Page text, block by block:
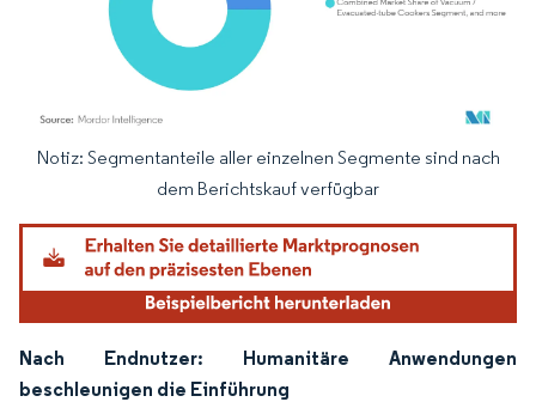
Bild © Mordor Intelligence. Wiederverwendung erfordert Namensnennung
Notiz: Segmentanteile aller einzelnen Segmente sind nach
dem Berichtskauf verfügbar
Nach Endnutzer: Humanitäre Anwendungen
beschleunigen die Einführung